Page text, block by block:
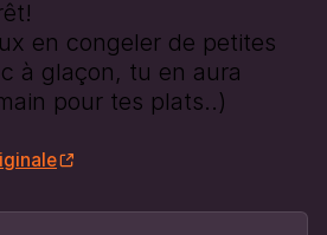
en congeler de petites
à glaçon, tu en aura
pour tes plats..)